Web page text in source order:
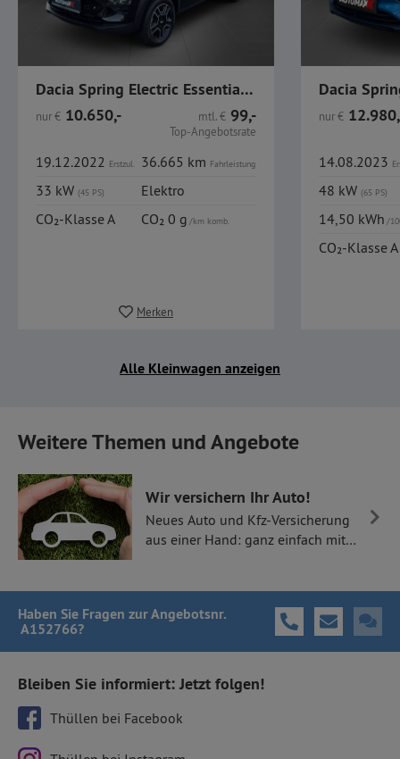
Dacia Spring Electric Essential Expression CCS GJR Nav
nur€ 10.650,- mtl.€ 99,-
Top-Angebotsrate
19.12.2022 Erstzul. 36.665 km Fahrleistung
33 kW (45 PS)
Elektro
CO₂-Klasse A
CO₂ 0 g/km komb.
Merken
nur€
14.08.2023
48 kW (65 PS)
14,50 kWh/
CO₂-Klasse A
Alle Kleinwagen anzeigen
Weitere Themen und Angebote
Wir versichern Ihr Auto!
Neues Auto und Kfz-Versicherung
aus einer Hand: ganz einfach mit
Haben Sie Fragen zur Angebotsnr.
A152766?
Bleiben Sie informiert: Jetzt folgen!
Thüllen bei Facebook